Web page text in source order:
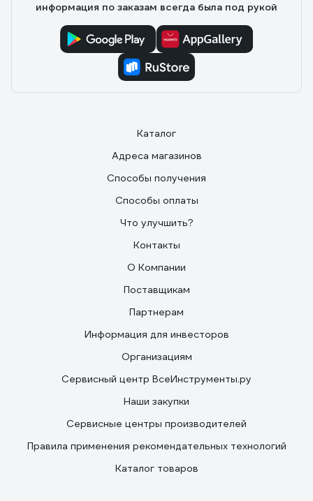
информация по заказам всегда была под рукой
Каталог
Адреса магазинов
Способы получения
Способы оплаты
Что улучшить?
Контакты
О Компании
Поставщикам
Партнерам
Информация для инвесторов
Организациям
Сервисный центр ВсеИнструменты.ру
Наши закупки
Сервисные центры производителей
Правила применения рекомендательных технологий
Каталог товаров